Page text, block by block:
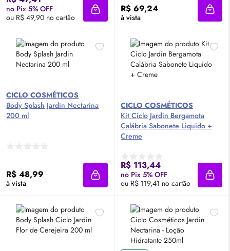
no Pix 5% OFF
ou R$ 49,90 no cartão
Adicionar à sacola
R$ 69,24
à vista
CICLO COSMÉTICOS
BodySplash Jardin Nectarina
200 ml
R$ 48,99
à vista Adicionar à sacola
CICLO COSMÉTICOS
Kit Ciclo Jardin Bergamota
Calábria Sabonete Liquido +
Creme
R$ 113,44
no Pix 5% OFF
ou R$ 119,41 no cartão